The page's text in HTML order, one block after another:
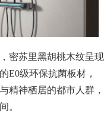
密苏里黑胡桃木纹呈现
E0级环保抗菌板材，
精神栖居的都市人群，
。